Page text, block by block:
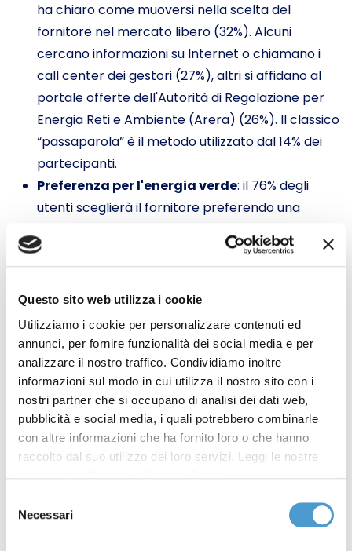
Questo sito web utilizza i cookie
Utilizziamo i cookie per personalizzare contenuti ed
annunci, per fornire funzionalità dei social media e per
analizzare il nostro traffico. Condividiamo inoltre
informazioni sul modo in cui utilizza il nostro sito con i
nostri partner che si occupano di analisi dei dati web,
pubblicità e social media, i quali potrebbero combinarle
con altre informazioni che ha fornito loro o che hanno
raccolto dal suo utilizzo dei loro servizi. Leggi le nostre
delNecessari
ha chiaro come muoversi nella scelta del
fornitore nel mercato libero (32%). Alcuni
cercano informazioni su Internet o chiamano i
call center dei gestori (27%), altri si affidano al
portale offerte dell'Autorità di Regolazione per
Energia Reti e Ambiente (Arera) (26%). Il classico
“passaparola” è il metodo utilizzato dal 14% dei
partecipanti.
Preferenza per l'energia verde: il 76% degli
utenti sceglierà il fornitore preferendo una
dato emerge quindi un crescente interesse dei
Utilizzo delle fasce orarie di consumo
percentuale significativa di utenti (67%) utilizza le
fasce orarie di consumo per risparmiare energia
e denaro, si rileva quindi un buon livello di
consapevolezza dei vantaggi offerti da queste
fasce.
Comprensione delle bollette energetiche: una
rilevante percentuale del campione (68%) ha
comprende completamente. Questo dato fa